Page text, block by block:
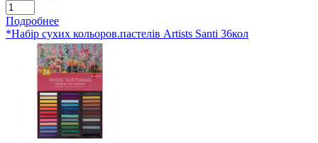
Подробнее
*Набір сухих кольоров.пастелів Artists Santi 36кол